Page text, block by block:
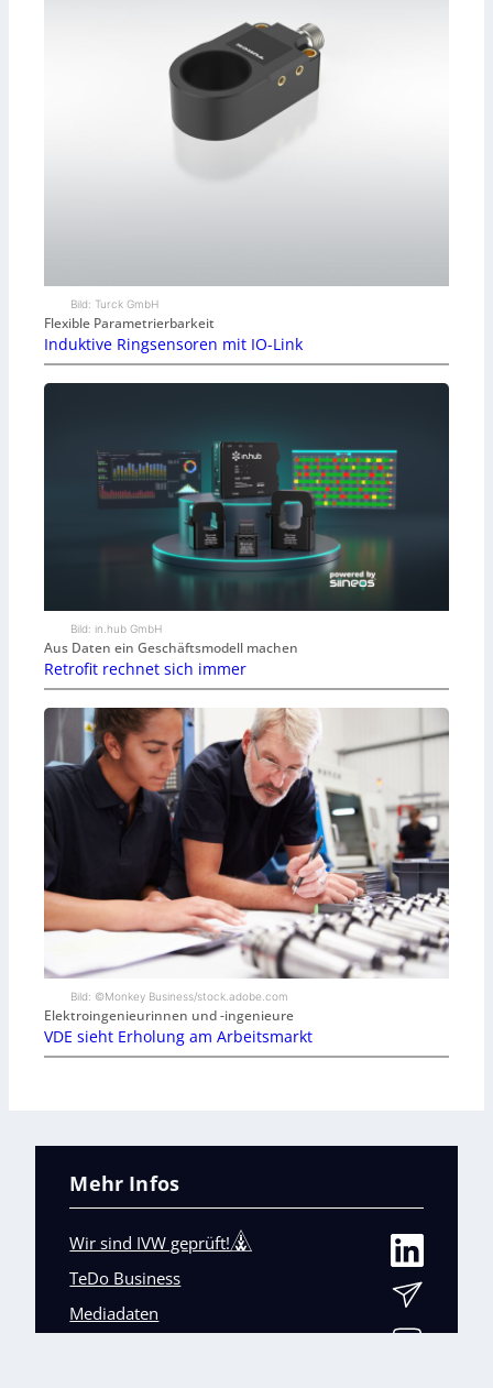
Bild: Turck GmbH
Flexible Parametrierbarkeit
Induktive Ringsensoren mit IO-Link
Bild: in.hub GmbH
Aus Daten ein Geschäftsmodell machen
Retrofit rechnet sich immer
Bild: ©Monkey Business/stock.adobe.com
Elektroingenieurinnen und -ingenieure
VDE sieht Erholung am Arbeitsmarkt
Mehr Infos
Wir sind IVW geprüft!
TeDo Business
Mediadaten